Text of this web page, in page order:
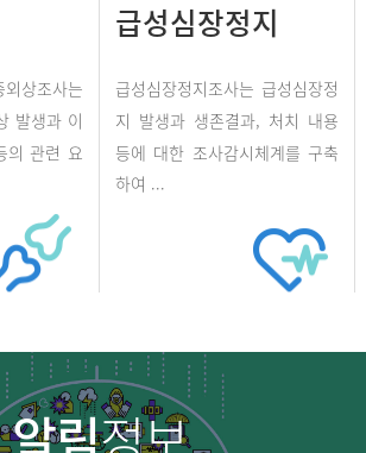
상조사는
발생과 이
의 관련 요
급성심장정지
급성심장정지조사는 급성심장정
지 발생과 생존결과, 처치 내용
등에 대한 조사감시체계를 구축
하여 ...
알림정보